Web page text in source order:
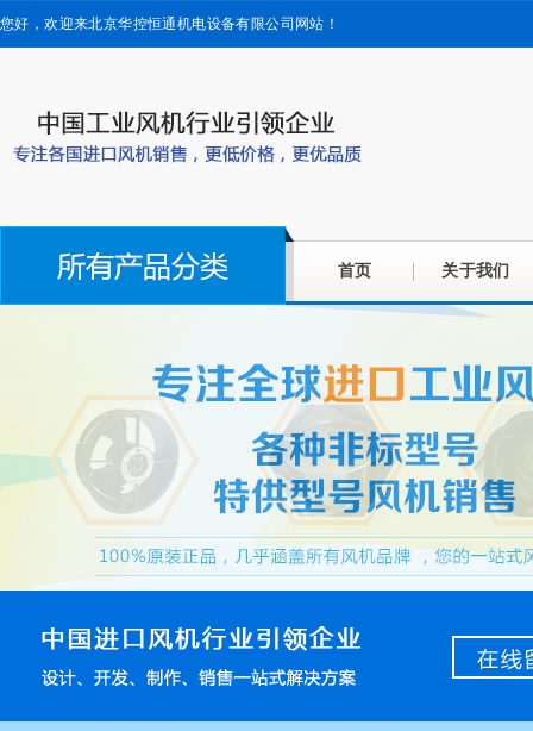
您好，欢迎来北京华控恒通机电设备有限公司网站！
首页 关于我们